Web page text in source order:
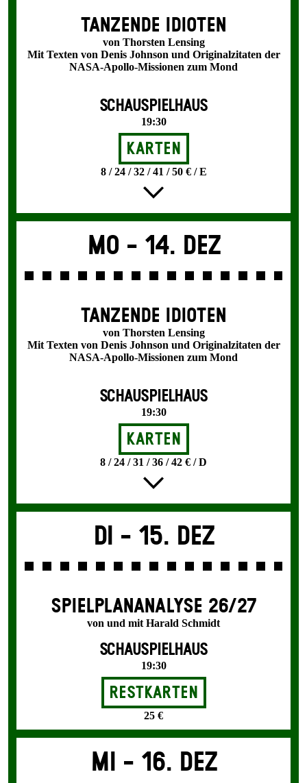
TANZENDE IDIOTEN
von Thorsten Lensing
Mit Texten von Denis Johnson und Originalzitaten der
NASA-Apollo-Missionen zum Mond
SCHAUSPIELHAUS
19:30
Karten
8 / 24 / 32 / 41 / 50 € / E
Mo - 14. Dez
TANZENDE IDIOTEN
von Thorsten Lensing
Mit Texten von Denis Johnson und Originalzitaten der
NASA-Apollo-Missionen zum Mond
SCHAUSPIELHAUS
19:30
Karten
8 / 24 / 31 / 36 / 42 € / D
Di - 15. Dez
SPIEL­PLAN­ANALYSE 26/27
von und mit Harald Schmidt
SCHAUSPIELHAUS
19:30
Restkarten
25 €
Mi - 16. Dez